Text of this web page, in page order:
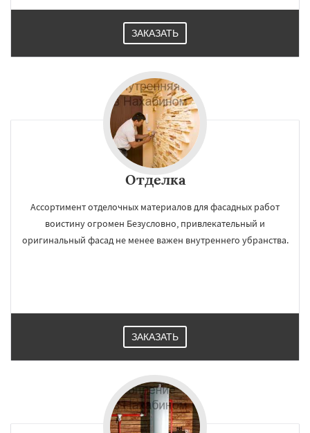
ЗАКАЗАТЬ
Отделка
Ассортимент отделочных материалов для фасадных работ
воистину огромен Безусловно, привлекательный и
оригинальный фасад не менее важен внутреннего убранства.
ЗАКАЗАТЬ